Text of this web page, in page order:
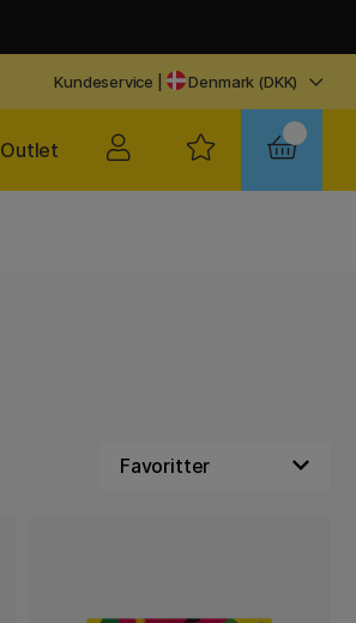
Kundeservice Denmark (DKK)
Outlet